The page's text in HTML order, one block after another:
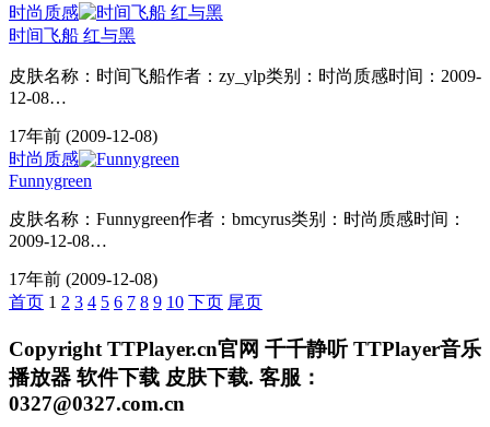
时尚质感
时间飞船 红与黑
皮肤名称：时间飞船作者：zy_ylp类别：时尚质感时间：2009-
12-08…
17年前 (2009-12-08)
时尚质感
Funnygreen
皮肤名称：Funnygreen作者：bmcyrus类别：时尚质感时间：
2009-12-08…
17年前 (2009-12-08)
首页 1 2 3 4 5 6 7 8 9 10 下页 尾页
Copyright TTPlayer.cn官网 千千静听 TTPlayer音乐
播放器 软件下载 皮肤下载. 客服：
0327@0327.com.cn